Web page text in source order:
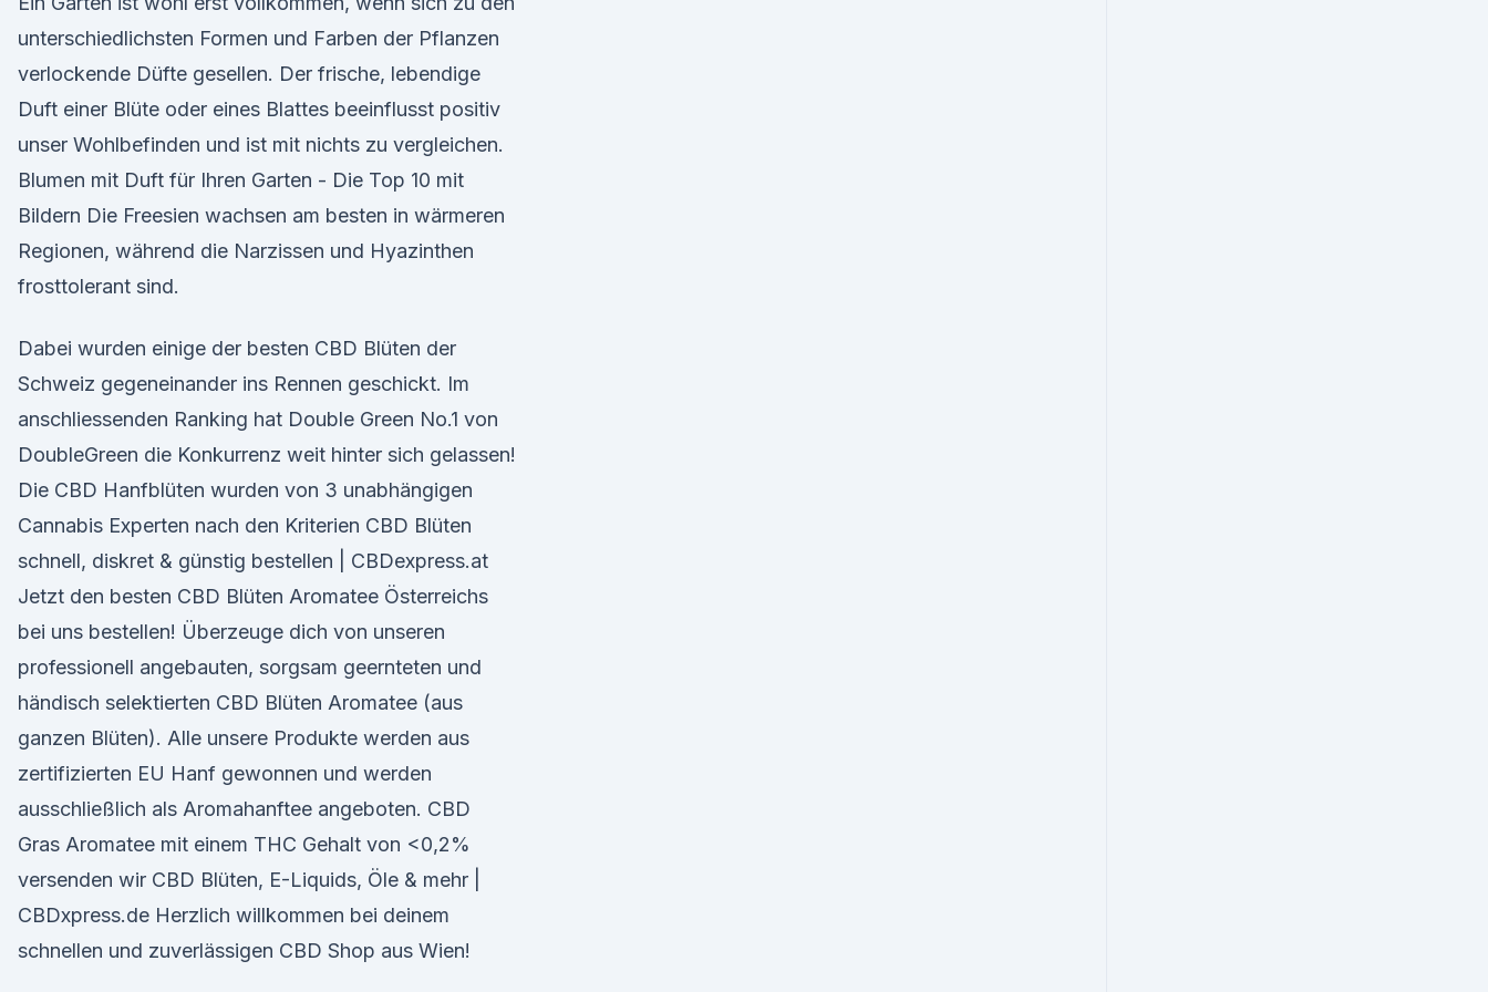
unterschiedlichsten Formen und Farben der Pflanzen
verlockende Düfte gesellen. Der frische, lebendige
Duft einer Blüte oder eines Blattes beeinflusst positiv
unser Wohlbefinden und ist mit nichts zu vergleichen.
Blumen mit Duft für Ihren Garten - Die Top 10 mit
Bildern Die Freesien wachsen am besten in wärmeren
Regionen, während die Narzissen und Hyazinthen
frosttolerant sind.
Dabei wurden einige der besten CBD Blüten der
Schweiz gegeneinander ins Rennen geschickt. Im
anschliessenden Ranking hat Double Green No.1 von
DoubleGreen die Konkurrenz weit hinter sich gelassen!
Die CBD Hanfblüten wurden von 3 unabhängigen
Cannabis Experten nach den Kriterien CBD Blüten
schnell, diskret & günstig bestellen | CBDexpress.at
Jetzt den besten CBD Blüten Aromatee Österreichs
bei uns bestellen! Überzeuge dich von unseren
professionell angebauten, sorgsam geernteten und
händisch selektierten CBD Blüten Aromatee (aus
ganzen Blüten). Alle unsere Produkte werden aus
zertifizierten EU Hanf gewonnen und werden
ausschließlich als Aromahanftee angeboten. CBD
Gras Aromatee mit einem THC Gehalt von <0,2%
versenden wir CBD Blüten, E-Liquids, Öle & mehr |
CBDxpress.de Herzlich willkommen bei deinem
schnellen und zuverlässigen CBD Shop aus Wien!